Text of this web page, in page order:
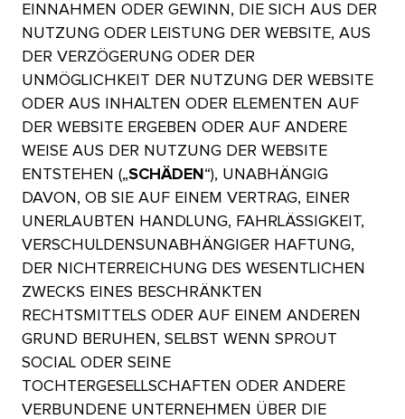
EINNAHMEN ODER GEWINN, DIE SICH AUS DER
NUTZUNG ODER LEISTUNG DER WEBSITE, AUS
DER VERZÖGERUNG ODER DER
UNMÖGLICHKEIT DER NUTZUNG DER WEBSITE
ODER AUS INHALTEN ODER ELEMENTEN AUF
DER WEBSITE ERGEBEN ODER AUF ANDERE
WEISE AUS DER NUTZUNG DER WEBSITE
ENTSTEHEN („SCHÄDEN “), UNABHÄNGIG
DAVON, OB SIE AUF EINEM VERTRAG, EINER
UNERLAUBTEN HANDLUNG, FAHRLÄSSIGKEIT,
VERSCHULDENSUNABHÄNGIGER HAFTUNG,
DER NICHTERREICHUNG DES WESENTLICHEN
ZWECKS EINES BESCHRÄNKTEN
RECHTSMITTELS ODER AUF EINEM ANDEREN
GRUND BERUHEN, SELBST WENN SPROUT
SOCIAL ODER SEINE
TOCHTERGESELLSCHAFTEN ODER ANDERE
VERBUNDENE UNTERNEHMEN ÜBER DIE